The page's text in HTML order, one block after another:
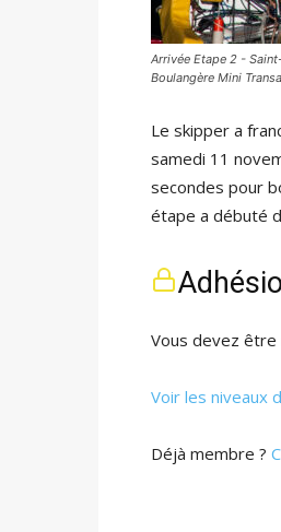
Arrivée Etape 2 -
Boulangère Mini
Le skipper a
samedi 11
secondes pour
étape a débuté
Vous devez être
Voir les niveaux
Déjà membre ?